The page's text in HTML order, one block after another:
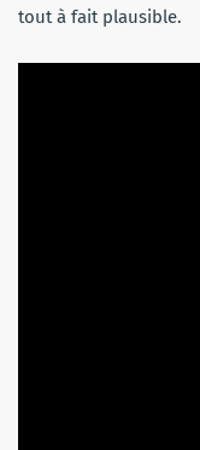
tout à fait plausible.